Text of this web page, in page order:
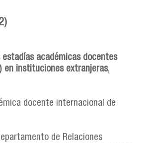
académicas docentes
en instituciones extranjeras,
docente internacional de
de Relaciones